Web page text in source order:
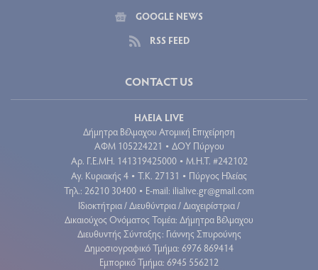
GOOGLE NEWS
RSS FEED
CONTACT US
ΗΛΕΙΑ LIVE
Δήμητρα Βέλμαχου Ατομική Επιχείρηση
ΑΦΜ 105224221 • ΔΟΥ Πύργου
Aρ. Γ.Ε.ΜΗ. 141319425000 • Μ.Η.Τ. #242102
Αγ. Κυριακής 4 • Τ.Κ. 27131 • Πύργος Ηλείας
Τηλ.: 26210 30400 • E-mail: ilialive.gr@gmail.com
Ιδιοκτήτρια / Διευθύντρια / Διαχειρίστρια /
Δικαιούχος Ονόματος Τομέα: Δήμητρα Βέλμαχου
Διευθυντής Σύνταξης: Γιάννης Σπυρούνης
Δημοσιογραφικό Τμήμα: 6976 869414
Εμπορικό Τμήμα: 6945 556212